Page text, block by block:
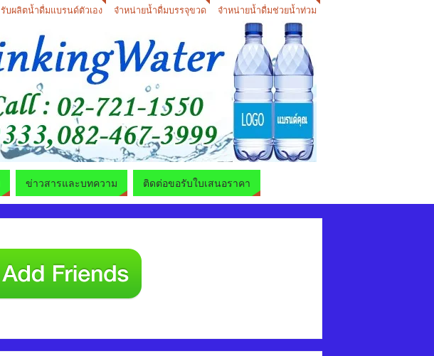
รับผลิตน้ำดื่มแบรนด์ตัวเอง จำหน่ายน้ำดื่มบรรจุขวด จำหน่ายน้ำดื่มช่วยน้ำท่วม
ข่าวสารและบทความ ติดต่อขอรับใบเสนอราคา